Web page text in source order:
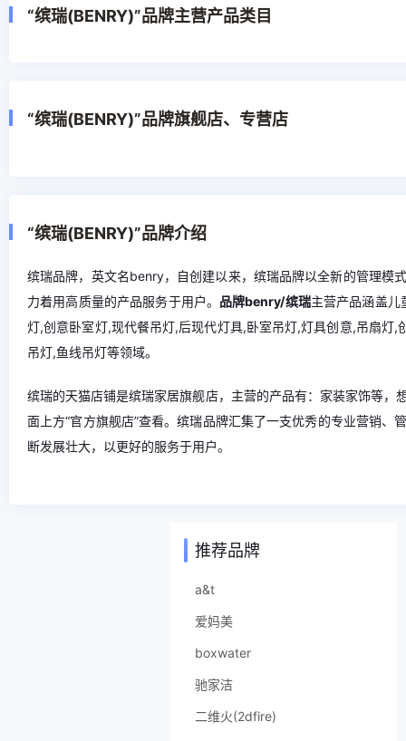
“缤瑞(BENRY)”品牌主营产品类目
“缤瑞(BENRY)”品牌旗舰店、专营店
“缤瑞(BENRY)”品牌介绍
缤瑞品牌，英文名benry，自创建以来，缤瑞品牌以全新的管理模
力着用高质量的产品服务于用户。 品牌benry/缤瑞主营产品涵盖儿
灯,创意卧室灯,现代餐吊灯,后现代灯具,卧室吊灯,灯具创意,吊扇灯
吊灯,鱼线吊灯等领域。
缤瑞的天猫店铺是缤瑞家居旗舰店，主营的产品有：家装家饰等
面上方“官方旗舰店”查看。缤瑞品牌汇集了一支优秀的专业营销
断发展壮大，以更好的服务于用户。
推荐品牌
a&t
爱妈美
boxwater
驰家洁
二维火(2dfire)